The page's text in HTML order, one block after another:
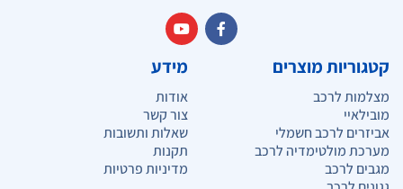
קטגוריות מוצרים
מצלמות לרכב
מובילאיי
אביזרים לרכב חשמלי
מערכת מולטימדיה לרכב
מגבים לרכב
מידע
אודות
צור קשר
שאלות ותשובות
תקנות
מדיניות פרטיות